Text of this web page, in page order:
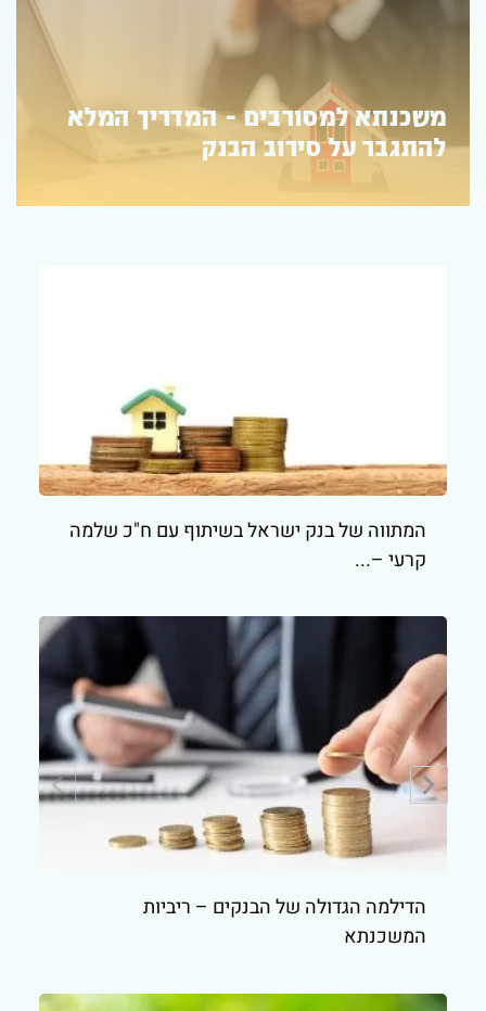
איך לקבל משכנתא לנכס בחו"ל?
תנאים ודרישות
המתווה של בנק ישראל בשיתוף עם ח"כ שלמה
קרעי –...
הדילמה הגדולה של הבנקים – ריביות
המשכנתא